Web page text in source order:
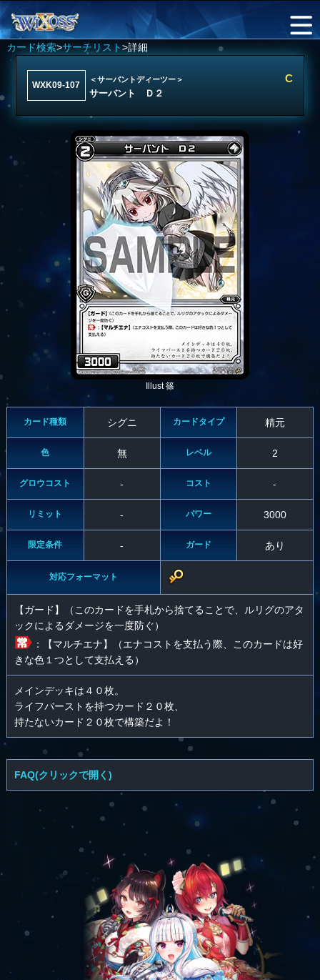
カード検索>サーチリスト>詳細
WXK09-107
＜サーバントディーツー＞
サーバント Ｄ２
C
Illust 篠
カード種類 シグニ カードタイプ 精元
色 無 レベル 2
グロウコスト - コスト -
リミット - パワー 3000
限定条件 - ガード あり
対応フォーマット
【ガード】（このカードを手札から捨てることで、ルリグのアタ
ックによるダメージを一度防ぐ）
：【マルチエナ】（エナコストを支払う際、このカードは好
きな色１つとして支払える）
メインデッキは４０枚。
ライフバーストを持つカード２０枚、
持たないカード２０枚で構築だよ！
FAQ(クリックで開く)